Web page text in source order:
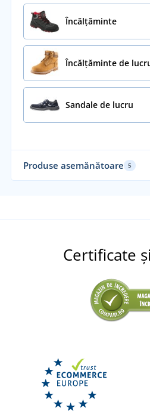
Încălţăminte
Încălțăminte de
Sandale de lucru
Produse asemănătoare 5
Sandale de lucru cu
Certificate